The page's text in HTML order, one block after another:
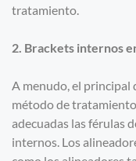
tratamiento.
2. Brackets internos
A menudo, el principal
método de
adecuadas las férulas
internos. Los